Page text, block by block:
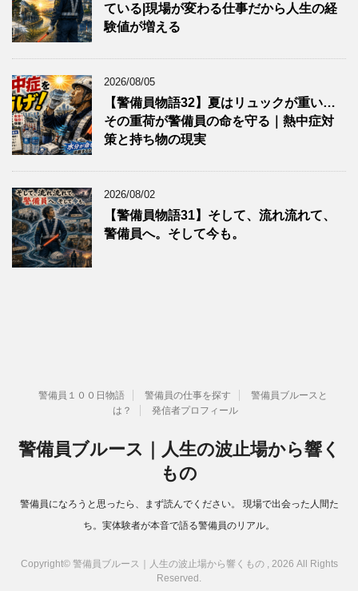
ている|現場が変わる仕事だから人生の経
験値が増える
2026/08/05
【警備員物語32】夏はリュックが重い…
その重荷が警備員の命を守る｜熱中症対
策と持ち物の現実
2026/08/02
【警備員物語31】そして、流れ流れて、
警備員へ。そして今も。
警備員１００日物語 警備員の仕事を探す
警備員ブルースと
は？
発信者プロフィール
警備員ブルース｜人生の波止場から響く
もの
警備員になろうと思ったら、まず読んでください。 現場で出会った人間た
ち。実体験者が本音で語る警備員のリアル。
Copyright© 警備員ブルース｜人生の波止場から響くもの , 2026 All Rights
Reserved.